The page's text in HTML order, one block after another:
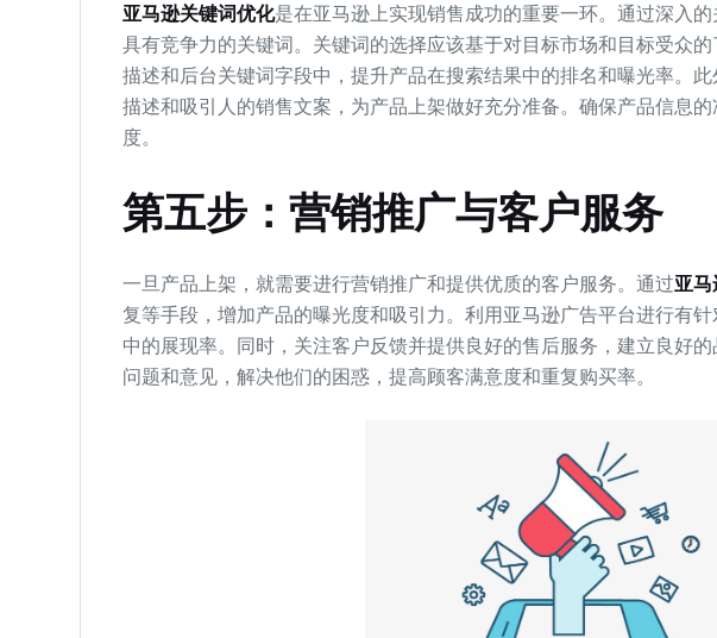
亚马逊关键词优化是在亚马逊上实现销售成功的重要一环。通过深入
具有竞争力的关键词。关键词的选择应该基于对目标市场和目标受众的
描述和后台关键词字段中，提升产品在搜索结果中的排名和曝光率。
描述和吸引人的销售文案，为产品上架做好充分准备。确保产品信息
度。
第五步：营销推广与客户服务
一旦产品上架，就需要进行营销推广和提供优质的客户服务。通过亚
复等手段，增加产品的曝光度和吸引力。利用亚马逊广告平台进行有
中的展现率。同时，关注客户反馈并提供良好的售后服务，建立良好
问题和意见，解决他们的困惑，提高顾客满意度和重复购买率。